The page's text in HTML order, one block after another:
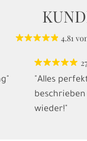
4.81
"Alles
wieder!"